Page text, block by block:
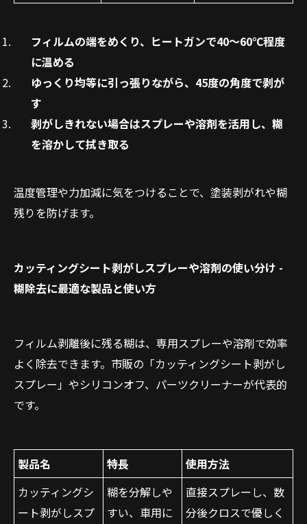
フィルムの端をめくり、ヒートガンで40～60℃程度
に温める
ゆっくり均等に引っ張りながら、45度の角度で剥が
す
剥がしきれない場合はスプレーや溶剤を活用し、糊
を溶かして拭き取る
温度管理や力加減に気をつけることで、塗装剥がれや糊
残りを防げます。
カッティングシート剥がしスプレーや溶剤の使い分け -
糊除去に最適な製品と使い方
フィルム剥離後に残る糊は、専用スプレーや溶剤で効率
よく除去できます。市販の「カッティングシート剥がし
スプレー」やシリコンオフ、パーツクリーナーが代表的
です。
製品名 特長
使用方法
カッティングシ
ート剥がしスプ
糊を分解しや
すい、車用に
直接スプレーし、数
分後クロスで優しく